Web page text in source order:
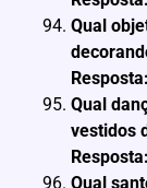
Qual
Resposta:
Qual
vestidos
Resposta:
Qual